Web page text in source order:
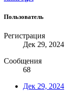
Пользователь
Регистрация
Дек 29, 2024
Сообщения
68
Дек 29, 2024